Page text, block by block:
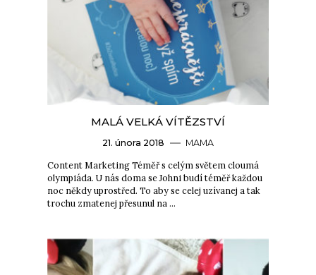
MALÁ VELKÁ VÍTĚZSTVÍ
21. února 2018 MAMA
Content Marketing Téměř s celým světem cloumá
olympiáda. U nás doma se Johni budí téměř každou
noc někdy uprostřed. To aby se celej uzívanej a tak
trochu zmatenej přesunul na …